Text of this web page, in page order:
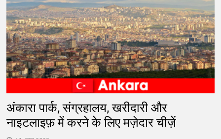
अंकारा पार्क, संग्रहालय, खरीदारी और
नाइटलाइफ़ में करने के लिए मज़ेदार चीज़ें